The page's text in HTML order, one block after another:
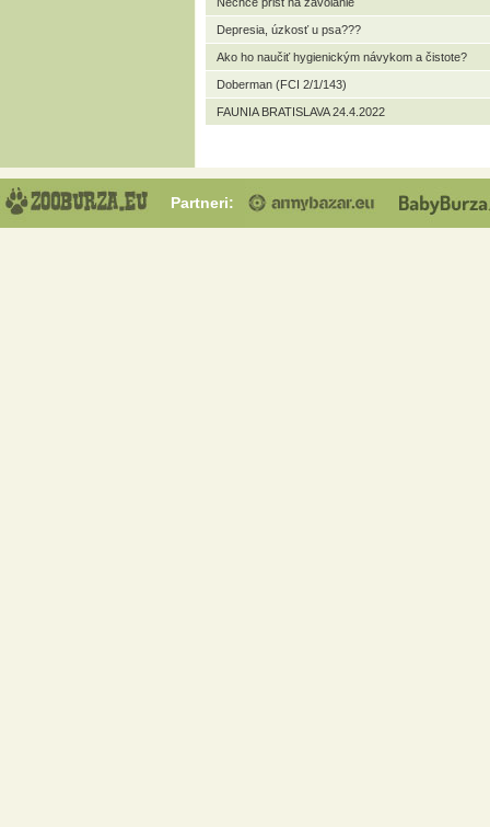
Depresia, úzkosť u psa???
Ako ho naučiť hygienickým návykom a čistote?
Doberman (FCI 2/1/143)
FAUNIA BRATISLAVA 24.4.2022
Partneri: